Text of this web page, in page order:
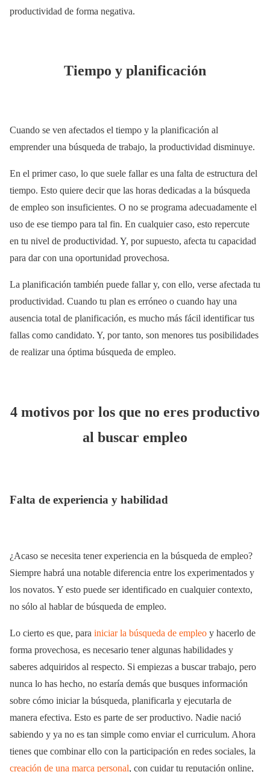
productividad de forma negativa.
Tiempo y planificación
Cuando se ven afectados el tiempo y la planificación al
emprender una búsqueda de trabajo, la productividad disminuye.
En el primer caso, lo que suele fallar es una falta de estructura del
tiempo. Esto quiere decir que las horas dedicadas a la búsqueda
de empleo son insuficientes. O no se programa adecuadamente el
uso de ese tiempo para tal fin. En cualquier caso, esto repercute
en tu nivel de productividad. Y, por supuesto, afecta tu capacidad
para dar con una oportunidad provechosa.
La planificación también puede fallar y, con ello, verse afectada tu
productividad. Cuando tu plan es erróneo o cuando hay una
ausencia total de planificación, es mucho más fácil identificar tus
fallas como candidato. Y, por tanto, son menores tus posibilidades
de realizar una óptima búsqueda de empleo.
4 motivos por los que no eres productivo
al buscar empleo
Falta de experiencia y habilidad
¿Acaso se necesita tener experiencia en la búsqueda de empleo?
Siempre habrá una notable diferencia entre los experimentados y
los novatos. Y esto puede ser identificado en cualquier contexto,
no sólo al hablar de búsqueda de empleo.
Lo cierto es que, para iniciar la búsqueda de empleo y hacerlo de
forma provechosa, es necesario tener algunas habilidades y
saberes adquiridos al respecto. Si empiezas a buscar trabajo, pero
nunca lo has hecho, no estaría demás que busques información
sobre cómo iniciar la búsqueda, planificarla y ejecutarla de
manera efectiva. Esto es parte de ser productivo. Nadie nació
sabiendo y ya no es tan simple como enviar el curriculum. Ahora
tienes que combinar ello con la participación en redes sociales, la
creación de una marca personal, con cuidar tu reputación online,